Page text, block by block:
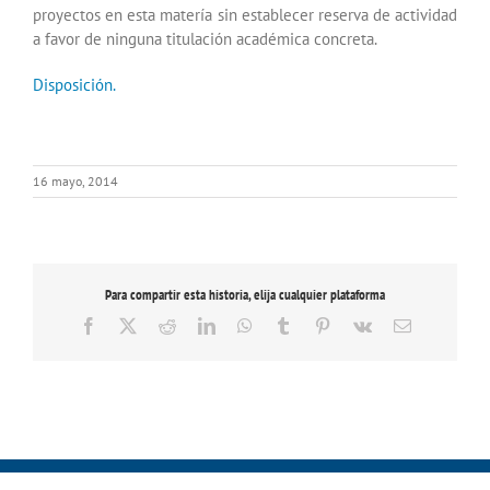
proyectos en esta matería sin establecer reserva de actividad
a favor de ninguna titulación académica concreta.
Disposición.
16 mayo, 2014
Para compartir esta historia, elija cualquier plataforma
Facebook RedditLinkedInWhatsApp
Tumblr Pinterest
Vk
Correo